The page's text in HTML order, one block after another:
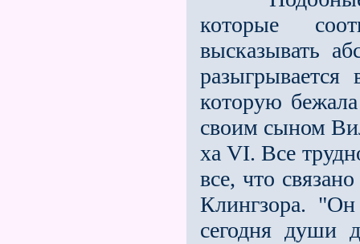
которые
высказывать
которую
своим сыном
ха VI. Все
все, что
Клингзора.
сегодня души